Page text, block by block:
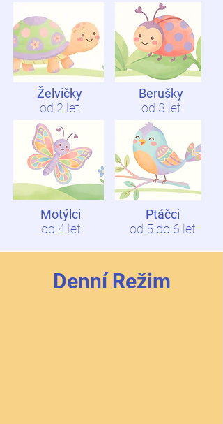
Želvičky
od 2 let
Motýlci
od 4 let
Berušky
od 3 let
Ptáčci
od 5 do 6 let
Denní Režim